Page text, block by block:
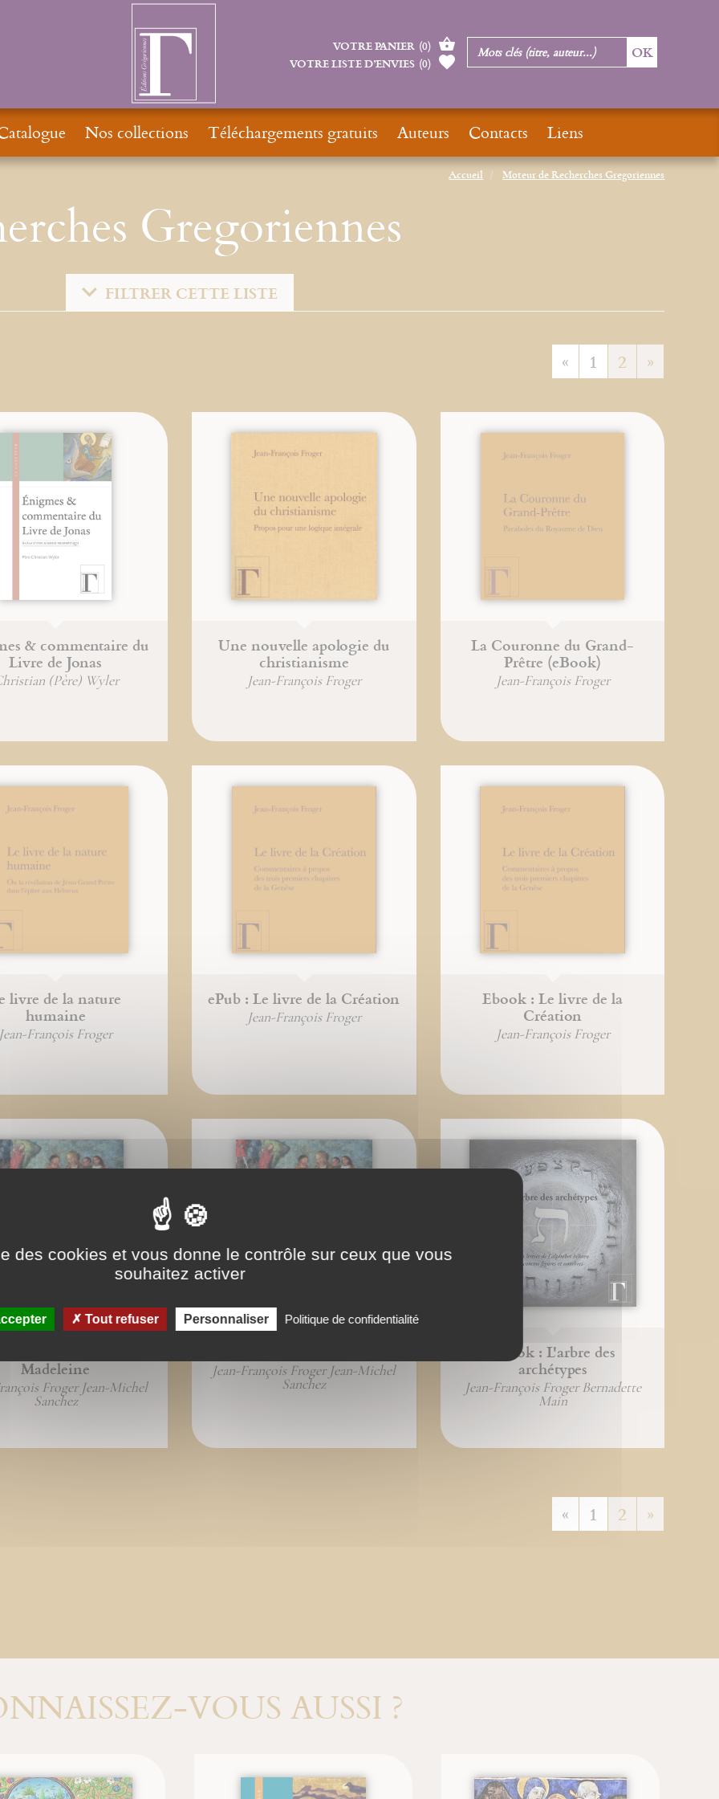
Accueil Moteur de Recherches Gregoriennes
Gregoriennes
FILTRER CETTE LISTE
« 1 2 »
& commentaire du
Livre de Jonas
(Père) Wyler
Une nouvelle apologie du
christianisme
Jean-François Froger
La Couronne du Grand-
Prêtre (eBook)
Jean-François Froger
livre de la nature
humaine
François Froger
ePub : Le livre de la Création
Jean-François Froger
Ebook : Le livre de la
Création
Jean-François Froger
Madeleine
Froger Jean-Michel
Sanchez
Jean-François Froger Jean-Michel
Sanchez
Ebook : L'arbre des
archétypes
Jean-François Froger Bernadette
Main
« 1 2 »
VOUS AUSSI ?
VOTRE PANIER (0)
VOTRE LISTE D’ENVIES (0)
Nos collections Téléchargements gratuits Auteurs Contacts Liens
des cookies et vous donne le contrôle sur ceux que vous
souhaitez activer
Tout refuser Personnaliser Politique de confidentialité